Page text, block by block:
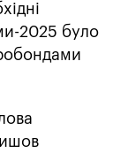
2025 було